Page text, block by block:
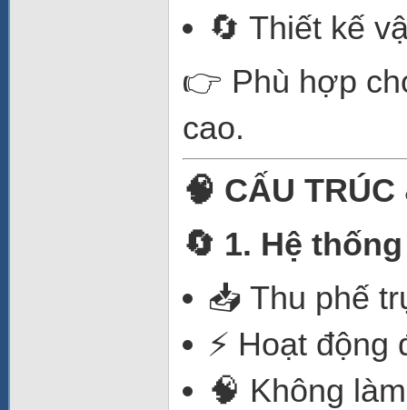
🔄 Thiết kế
👉 Phù hợp
cao.
🧠 CẤU
🔄 1. Hệ
📥 Thu phế
⚡ Hoạt
🧠 Không